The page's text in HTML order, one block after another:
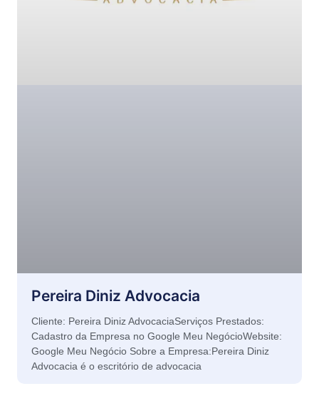
Pereira Diniz Advocacia
Cliente: Pereira Diniz AdvocaciaServiços Prestados:
Cadastro da Empresa no Google Meu NegócioWebsite:
Google Meu Negócio Sobre a Empresa:Pereira Diniz
Advocacia é o escritório de advocacia